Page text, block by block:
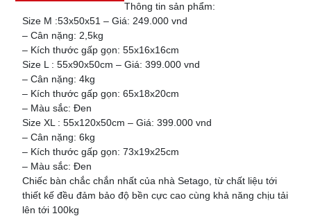
Thông tin sản phẩm:
Size M :53x50x51 – Giá: 249.000 vnd
– Cân nặng: 2,5kg
– Kích thước gấp gọn: 55x16x16cm
Size L : 55x90x50cm – Giá: 399.000 vnd
– Cân nặng: 4kg
– Kích thước gấp gọn: 65x18x20cm
– Màu sắc: Đen
Size XL : 55x120x50cm – Giá: 399.000 vnd
– Cân nặng: 6kg
– Kích thước gấp gọn: 73x19x25cm
– Màu sắc: Đen
Chiếc bàn chắc chắn nhất của nhà Setago, từ chất liệu tới
thiết kế đều đảm bảo độ bền cực cao cùng khả năng chịu tải
lên tới 100kg